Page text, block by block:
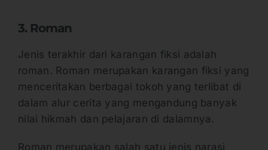
3. Roman
Jenis terakhir dari karangan fiksi adalah
roman. Roman merupakan karangan fiksi yang
menceritakan berbagai tokoh yang terlibat di
dalam alur cerita yang mengandung banyak
nilai hikmah dan pelajaran di dalamnya.
Roman merupakan salah satu jenis narasi